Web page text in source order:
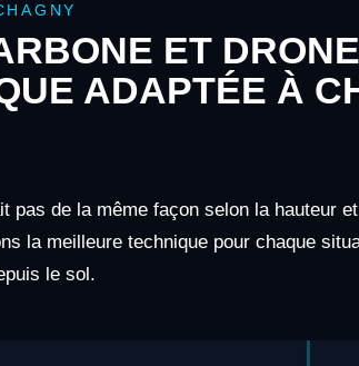
ET
ADAPTÉE À
pas de la même façon selon la hauteur et
la meilleure technique pour chaque
le sol.